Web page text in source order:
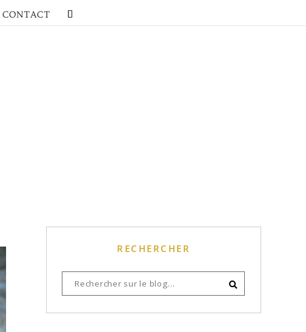
CONTACT
RECHERCHER